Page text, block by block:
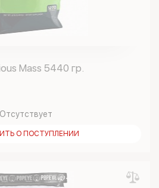
Mass 5440 гр.
Отсутствует
О ПОСТУПЛЕНИИ